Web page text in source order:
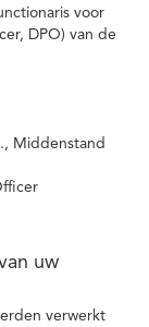
voor
DPO) van de
Middenstand
uw
verwerkt